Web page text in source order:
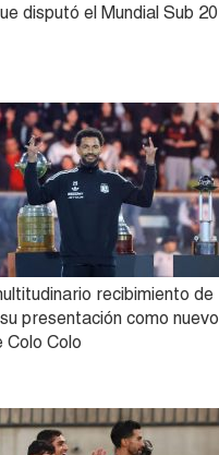
disputó el Mundial Sub 20
recibimiento de
presentación como nuevo
Colo